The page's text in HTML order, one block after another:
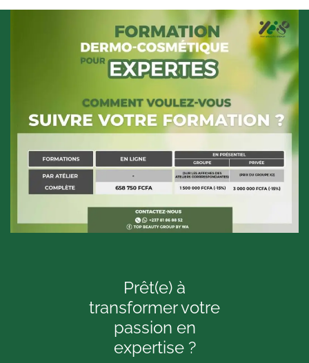
Prêt(e) à
transformer votre
passion en
expertise ?